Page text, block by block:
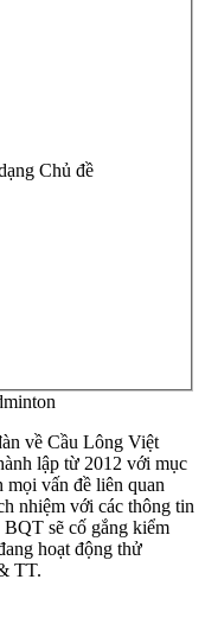
Chủ đề
về Cầu Lông Việt
lập từ 2012 với mục
mọi vấn đề liên quan
nhiệm với các thông tin
sẽ cố gắng kiểm
hoạt động thử
TT.